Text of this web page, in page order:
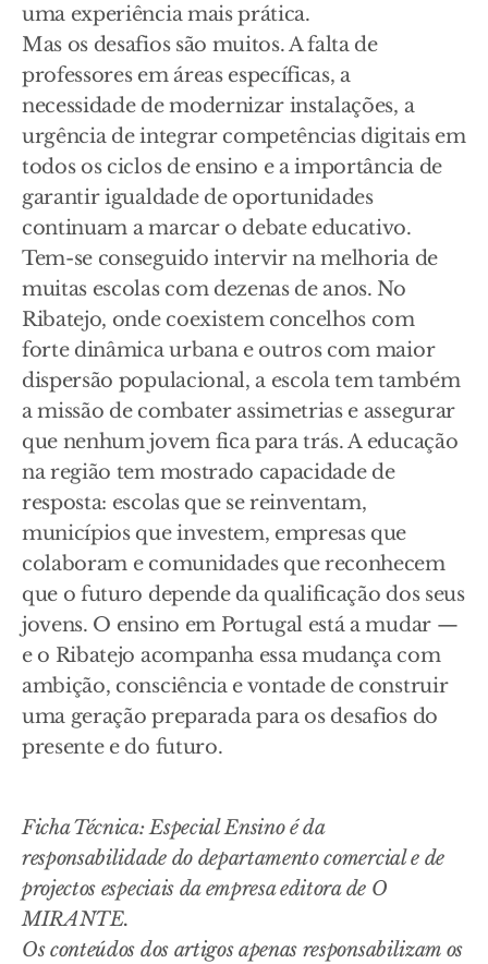
uma experiência mais prática.
Mas os desafios são muitos. A falta de
professores em áreas específicas, a
necessidade de modernizar instalações, a
urgência de integrar competências digitais em
todos os ciclos de ensino e a importância de
garantir igualdade de oportunidades
continuam a marcar o debate educativo.
Tem-se conseguido intervir na melhoria de
muitas escolas com dezenas de anos. No
Ribatejo, onde coexistem concelhos com
forte dinâmica urbana e outros com maior
dispersão populacional, a escola tem também
a missão de combater assimetrias e assegurar
que nenhum jovem fica para trás. A educação
na região tem mostrado capacidade de
resposta: escolas que se reinventam,
municípios que investem, empresas que
colaboram e comunidades que reconhecem
que o futuro depende da qualificação dos seus
jovens. O ensino em Portugal está a mudar —
e o Ribatejo acompanha essa mudança com
ambição, consciência e vontade de construir
uma geração preparada para os desafios do
presente e do futuro.
Ficha Técnica: Especial Ensino é da
responsabilidade do departamento comercial e de
projectos especiais da empresa editora de O
MIRANTE.
Os conteúdos dos artigos apenas responsabilizam os